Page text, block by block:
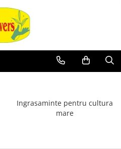
Ingrasaminte pentru cultura
mare